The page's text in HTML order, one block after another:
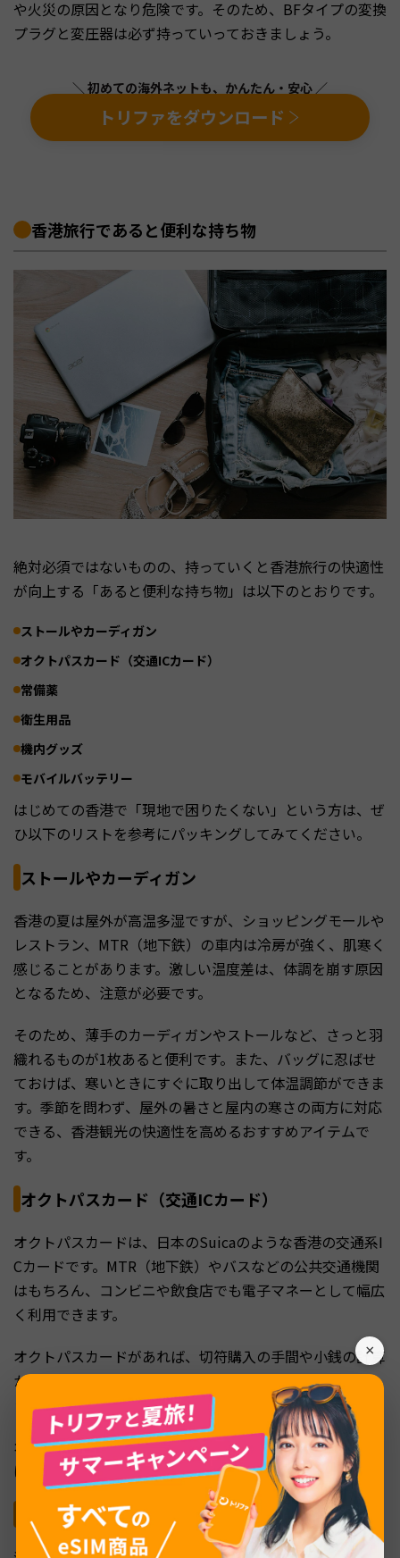
×
や火災の原因となり危険です。そのため、BFタイプの変換
プラグと変圧器は必ず持っていっておきましょう。
＼ 初めての海外ネットも、かんたん・安心 ／
トリファをダウンロード
香港旅行であると便利な持ち物
絶対必須ではないものの、持っていくと香港旅行の快適性
が向上する「あると便利な持ち物」は以下のとおりです。
ストールやカーディガン
オクトパスカード（交通ICカード）
常備薬
衛生用品
機内グッズ
モバイルバッテリー
はじめての香港で「現地で困りたくない」という方は、ぜ
ひ以下のリストを参考にパッキングしてみてください。
ストールやカーディガン
香港の夏は屋外が高温多湿ですが、ショッピングモールや
レストラン、MTR（地下鉄）の車内は冷房が強く、肌寒く
感じることがあります。激しい温度差は、体調を崩す原因
となるため、注意が必要です。
そのため、薄手のカーディガンやストールなど、さっと羽
織れるものが1枚あると便利です。また、バッグに忍ばせ
ておけば、寒いときにすぐに取り出して体温調節ができま
す。季節を問わず、屋外の暑さと屋内の寒さの両方に対応
できる、香港観光の快適性を高めるおすすめアイテムで
す。
オクトパスカード（交通ICカード）
オクトパスカードは、日本のSuicaのような香港の交通系I
Cカードです。MTR（地下鉄）やバスなどの公共交通機関
はもちろん、コンビニや飲食店でも電子マネーとして幅広
く利用できます。
オクトパスカードがあれば、切符購入の手間や小銭の計算
から解放され、移動や買い物がよりスムーズになるでしょ
う。
オクトパスカードは、iPhoneで使える便利なアプリ版の
ほか、空港・駅の窓口でカード本体も購入可能です。
常備薬